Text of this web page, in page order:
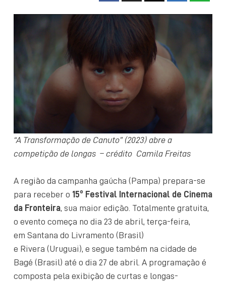
“A Transformação de Canuto” (2023) abre a
competição de longas – crédito Camila Freitas
A região da campanha gaúcha (Pampa) prepara-se
para receber o 15º Festival Internacional de Cinema
da Fronteira, sua maior edição. Totalmente gratuita,
o evento começa no dia 23 de abril, terça-feira,
em Santana do Livramento (Brasil)
e Rivera (Uruguai), e segue também na cidade de
Bagé (Brasil) até o dia 27 de abril. A programação é
composta pela exibição de curtas e longas-